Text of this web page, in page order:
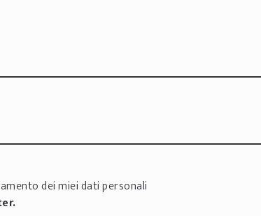
dei miei dati personali